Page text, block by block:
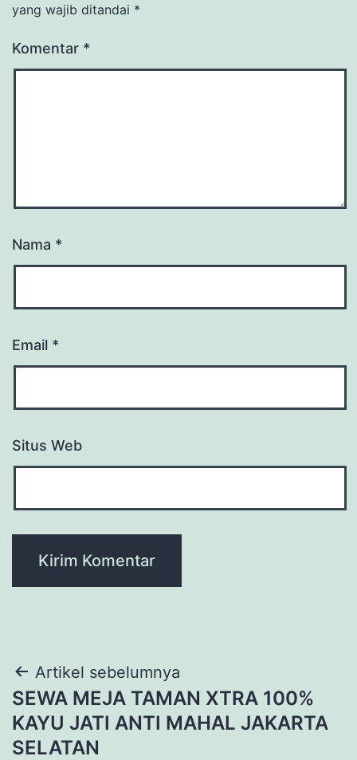
yang wajib ditandai *
Komentar *
Nama *
Email *
Situs Web
Navigasi
pos
Artikel sebelumnya
SEWA MEJA TAMAN XTRA 100%
KAYU JATI ANTI MAHAL JAKARTA
SELATAN